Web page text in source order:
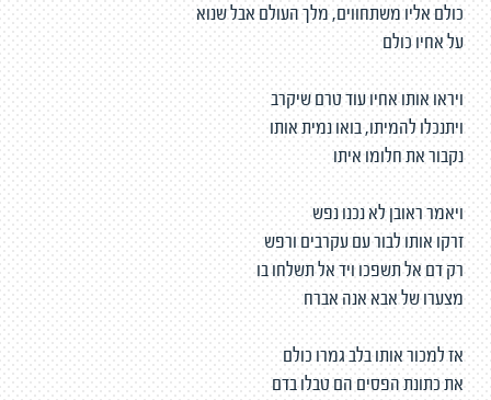
כולם אליו משתחווים, מלך העולם אבל שנוא
על אחיו כולם
ויראו אותו אחיו עוד טרם שיקרב
ויתנכלו להמיתו, בואו נמית אותו
נקבור את חלומו איתו
ויאמר ראובן לא נכנו נפש
זרקו אותו לבור עם עקרבים ורפש
רק דם אל תשפכו ויד אל תשלחו בו
מצערו של אבא אנה אברח
אז למכור אותו בלב גמרו כולם
את כתונת הפסים הם טבלו בדם